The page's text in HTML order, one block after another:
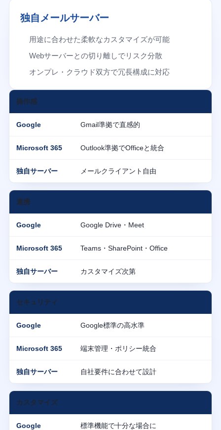
独自メールサーバー
用途に合わせた柔軟なカスタマイズが可能
Webサーバーとの切り離しでリスク分散
オンプレ・クラウド双方で冗長構成に対応
操作感
Gmail準拠で直感的
Outlook準拠でOfficeと統合
メールクライアント自由
連携
Google Drive・Meet
Teams・SharePoint・Office
カスタマイズ次第
セキュリティ
Google標準の高水準
端末管理・ポリシー統合
自社要件に合わせて設計
カスタマイズ
標準機能で十分な場合に